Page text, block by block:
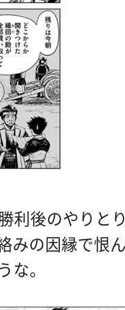
利後のやりと
みの因縁で恨
。